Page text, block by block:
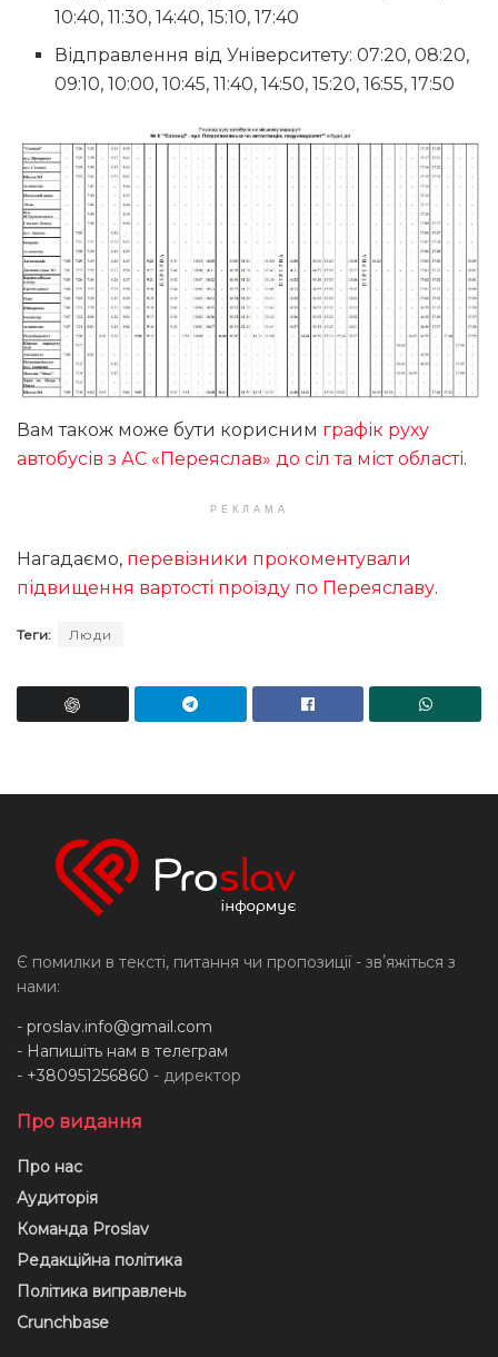
10:40, 11:30, 14:40, 15:10, 17:40
Відправлення від Університету: 07:20, 08:20,
09:10, 10:00, 10:45, 11:40, 14:50, 15:20, 16:55, 17:50
Вам також може бути корисним графік руху
автобусів з АС «Переяслав» до сіл та міст області.
РЕКЛАМА
Нагадаємо, перевізники прокоментували
підвищення вартості проїзду по Переяславу.
Теги: Люди
Є помилки в тексті, питання чи пропозиції - звʼяжіться з
нами:
- proslav.info@gmail.com
- Напишіть нам в телеграм
- +380951256860 - директор
Про видання
Про нас
Аудиторія
Команда Proslav
Редакційна політика
Політика виправлень
Crunchbase